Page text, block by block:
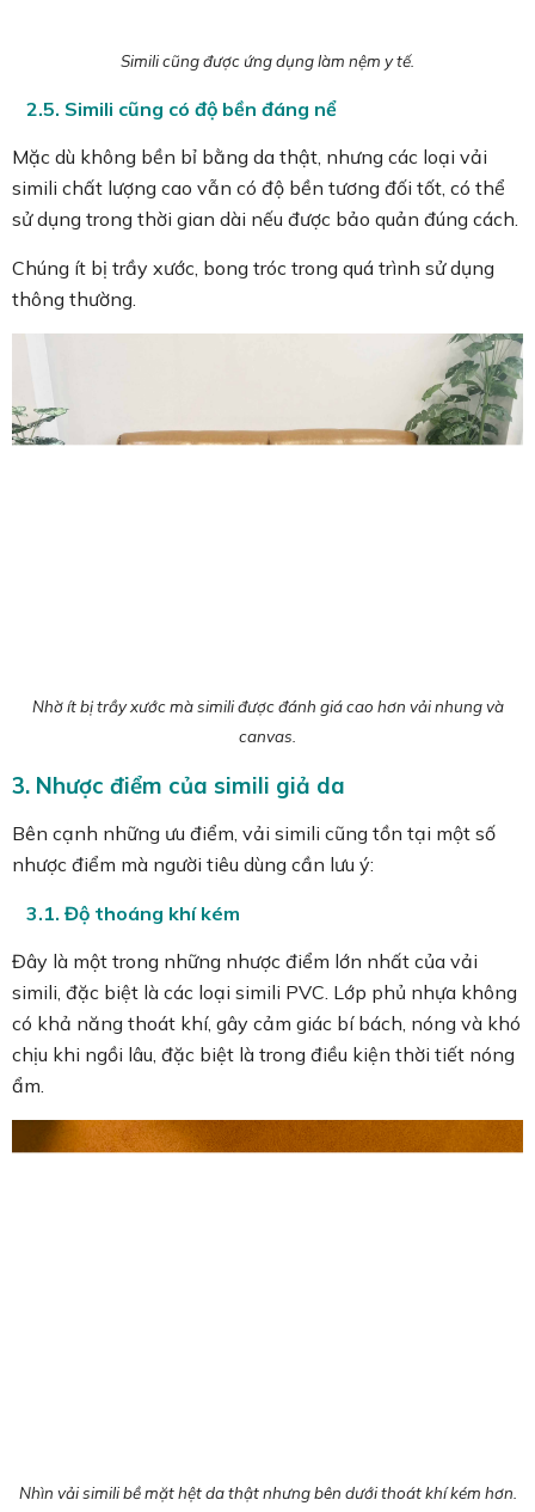
Simili cũng được ứng dụng làm nệm y tế.
2.5. Simili cũng có độ bền đáng nể
Mặc dù không bền bỉ bằng da thật, nhưng các loại vải
simili chất lượng cao vẫn có độ bền tương đối tốt, có thể
sử dụng trong thời gian dài nếu được bảo quản đúng cách.
Chúng ít bị trầy xước, bong tróc trong quá trình sử dụng
thông thường.
Nhờ ít bị trầy xước mà simili được đánh giá cao hơn vải nhung và
canvas.
3. Nhược điểm của simili giả da
Bên cạnh những ưu điểm, vải simili cũng tồn tại một số
nhược điểm mà người tiêu dùng cần lưu ý:
3.1. Độ thoáng khí kém
Đây là một trong những nhược điểm lớn nhất của vải
simili, đặc biệt là các loại simili PVC. Lớp phủ nhựa không
có khả năng thoát khí, gây cảm giác bí bách, nóng và khó
chịu khi ngồi lâu, đặc biệt là trong điều kiện thời tiết nóng
ẩm.
Nhìn vải simili bề mặt hệt da thật nhưng bên dưới thoát khí kém hơn.